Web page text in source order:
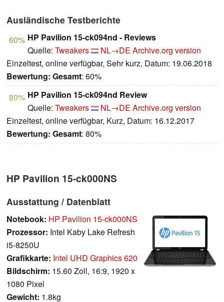
Ausländische Testberichte
60% HP Pavilion 15-ck094nd - Reviews
Quelle: Tweakers NL→DE Archive.org version
Einzeltest, online verfügbar, Sehr kurz, Datum: 19.06.2018
Bewertung: Gesamt: 60%
80% HP Pavilion 15-ck094nd Review
Quelle: Tweakers NL→DE Archive.org version
Einzeltest, online verfügbar, Kurz, Datum: 16.12.2017
Bewertung: Gesamt: 80%
HP Pavilion 15-ck000NS
Ausstattung / Datenblatt
Notebook: HP Pavilion 15-ck000NS
Prozessor: Intel Kaby Lake Refresh
i5-8250U
Grafikkarte: Intel UHD Graphics 620
Bildschirm: 15.60 Zoll, 16:9, 1920 x
1080 Pixel
Gewicht: 1.8kg